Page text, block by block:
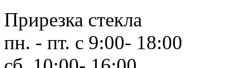
Прирезка стекла
пн. - пт. с 9:00- 18:00